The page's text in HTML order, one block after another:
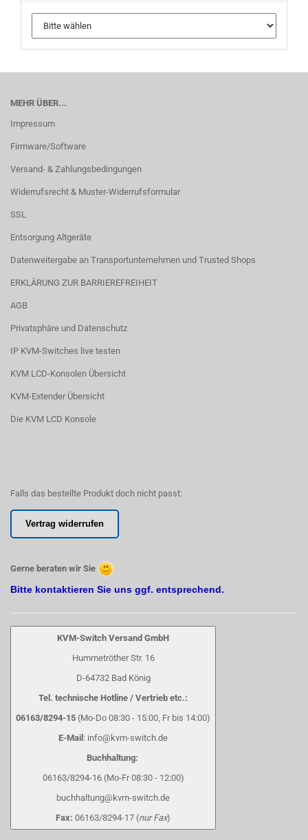
MEHR ÜBER...
Impressum
Firmware/Software
Versand- & Zahlungsbedingungen
Widerrufsrecht & Muster-Widerrufsformular
SSL
Entsorgung Altgeräte
Datenweitergabe an Transportunternehmen und Trusted Shops
ERKLÄRUNG ZUR BARRIEREFREIHEIT
AGB
Privatsphäre und Datenschutz
IP KVM-Switches live testen
KVM LCD-Konsolen Übersicht
KVM-Extender Übersicht
Die KVM LCD Konsole
Falls das bestellte Produkt doch nicht passt:
Vertrag widerrufen
Gerne beraten wir Sie
Bitte kontaktieren Sie uns ggf. entsprechend.
KVM-Switch Versand GmbH
Hummetröther Str. 16
D-64732 Bad König
Tel. technische Hotline / Vertrieb etc.:
06163/8294-15 (Mo-Do 08:30 - 15:00, Fr bis 14:00)
E-Mail : info@kvm-switch.de
Buchhaltung:
06163/8294-16 (Mo-Fr 08:30 - 12:00)
buchhaltung@kvm-switch.de
Fax: 06163/8294-17 (nur Fax)